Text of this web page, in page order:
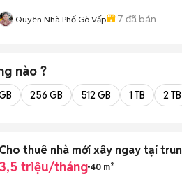
Quyên Nhà Phố Gò Vấp 7 đã bán
nào ?
256 GB 512 GB 1 TB 2 TB
Cho thuê nhà mới xây ngay tại
3,5 triệu/tháng 40 m²